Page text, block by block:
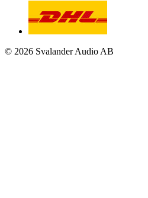
© 2026 Svalander Audio AB